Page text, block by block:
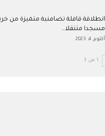
انطلاقة قافلة تضامنية متميزة من
مسجدا متنقلا…
أكتوبر 4, 2023
1 من 3